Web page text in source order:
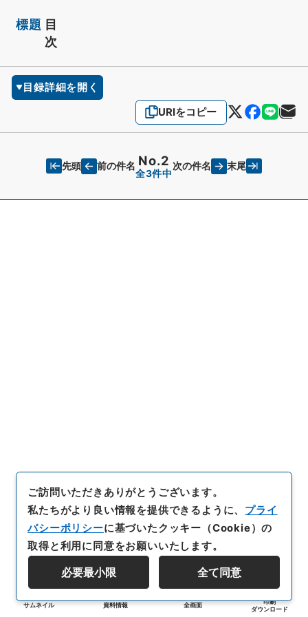
標題 目
次
目録詳細を開く
URIをコピー
先頭 前の件名 No.2
全3件中
次の件名 末尾
サムネイル 資料情報 全画面
印刷
ダウンロード
ご訪問いただきありがとうございます。
私たちがより良い情報を提供できるように、 プライ
バシーポリシーに基づいたクッキー（Cookie）の
取得と利用に同意をお願いいたします。
必要最小限 全て同意